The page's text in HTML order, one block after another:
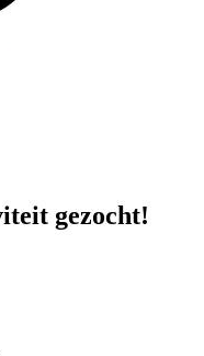
gezocht!